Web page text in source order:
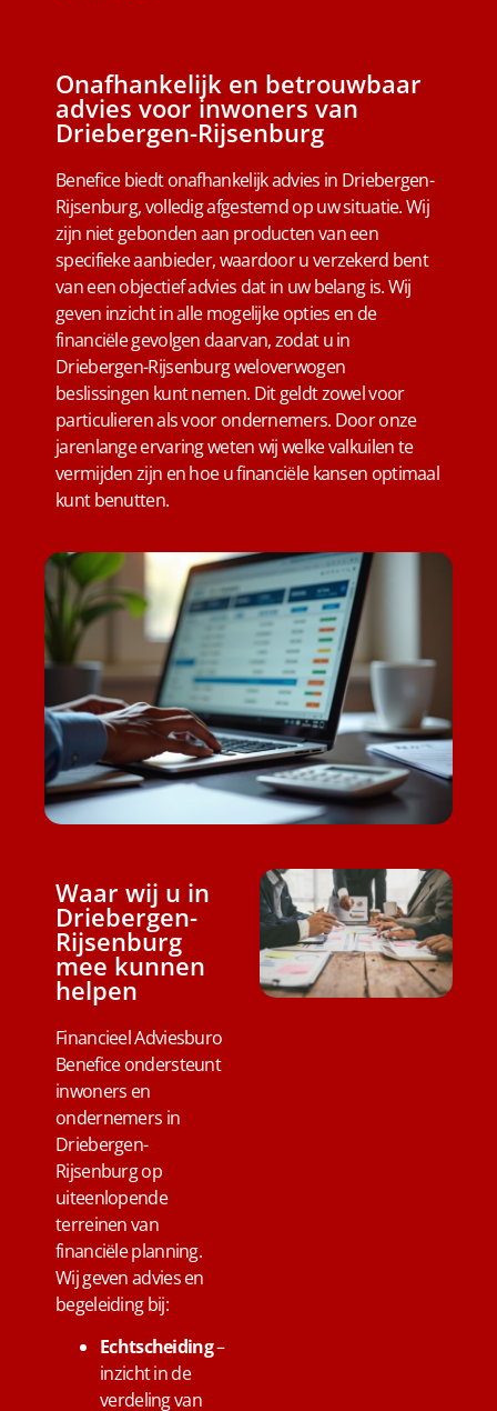
Onafhankelijk en betrouwbaar
advies voor inwoners van
Driebergen-Rijsenburg
Benefice biedt onafhankelijk advies in Driebergen-
Rijsenburg, volledig afgestemd op uw situatie. Wij
zijn niet gebonden aan producten van een
specifieke aanbieder, waardoor u verzekerd bent
van een objectief advies dat in uw belang is. Wij
geven inzicht in alle mogelijke opties en de
financiële gevolgen daarvan, zodat u in
Driebergen-Rijsenburg weloverwogen
beslissingen kunt nemen. Dit geldt zowel voor
particulieren als voor ondernemers. Door onze
jarenlange ervaring weten wij welke valkuilen te
vermijden zijn en hoe u financiële kansen optimaal
kunt benutten.
Waar wij u in
Driebergen-
Rijsenburg
mee kunnen
helpen
Financieel Adviesburo
Benefice ondersteunt
inwoners en
ondernemers in
Driebergen-
Rijsenburg op
uiteenlopende
terreinen van
financiële planning.
Wij geven advies en
begeleiding bij:
Echtscheiding–
inzicht in de
verdeling van